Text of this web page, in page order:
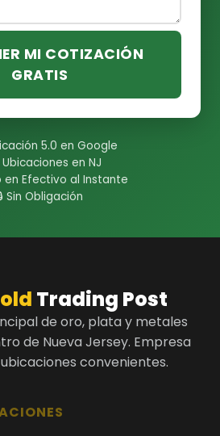
MI COTIZACIÓN
GRATIS
5.0 en Google
Ubicaciones en NJ
en Efectivo al Instante
Sin Obligación
Trading Post
de oro, plata y metales
de Nueva Jersey. Empresa
convenientes.